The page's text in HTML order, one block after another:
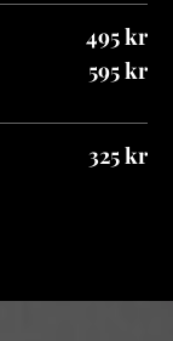
495 kr
595 kr
325 kr